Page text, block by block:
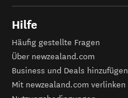
Hilfe
Häufig gestellte Fragen
Über newzealand.com
Business und Deals hinzufügen
Mit newzealand.com verlinken